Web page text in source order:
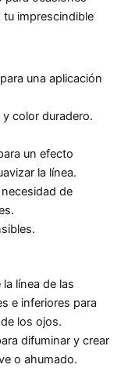
tu imprescindible
una aplicación
color duradero.
un efecto
la línea.
de
línea de las
e inferiores para
los ojos.
difuminar y crear
o ahumado.